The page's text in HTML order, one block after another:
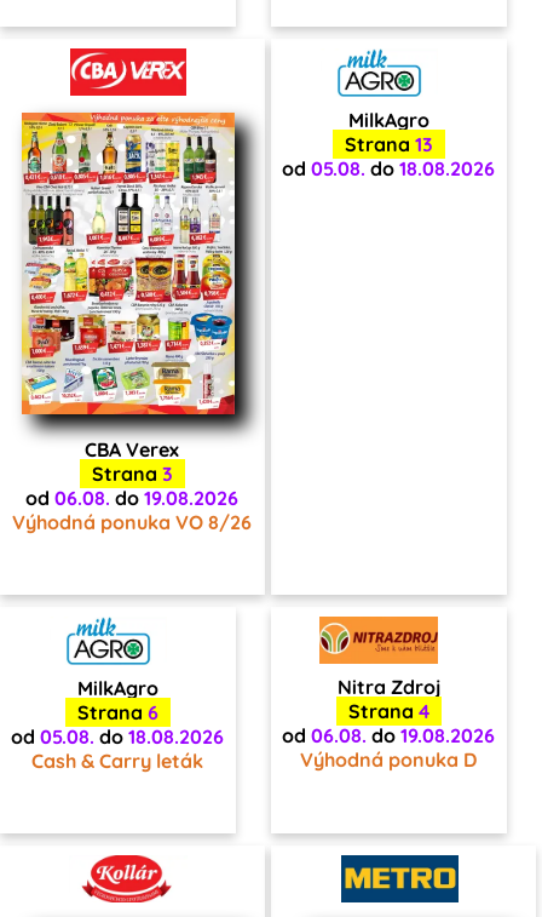
CBA Verex
Strana 3
od 06.08. do 19.08.2026
Výhodná ponuka VO 8/26
MilkAgro
Strana 13
od 05.08. do 18.08.2026
MilkAgro
Strana 6
od 05.08. do 18.08.2026
Cash & Carry leták
Nitra Zdroj
Strana 4
od 06.08. do 19.08.2026
Výhodná ponuka D